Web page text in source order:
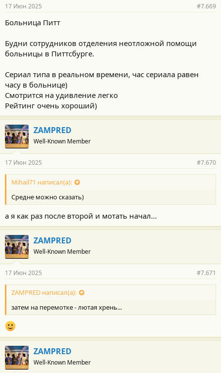
17 Июн 2025 #7.669
Больница Питт
Будни сотрудников отделения неотложной помощи
больницы в Питтсбурге.
Сериал типа в реальном времени, час сериала равен
часу в больнице)
Смотрится на удивление легко
Рейтинг очень хороший)
ZAMPRED
Well-Known Member
17 Июн 2025 #7.670
Mihail71 написал(а):
Средне можно сказать)
а я как раз после второй и мотать начал...
ZAMPRED
Well-Known Member
17 Июн 2025 #7.671
ZAMPRED написал(а):
затем на перемотке - лютая хрень...
ZAMPRED
Well-Known Member